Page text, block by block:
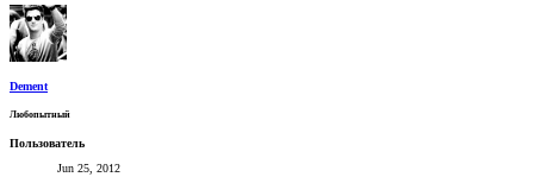
Dement
Любопытный
Пользователь
Jun 25, 2012